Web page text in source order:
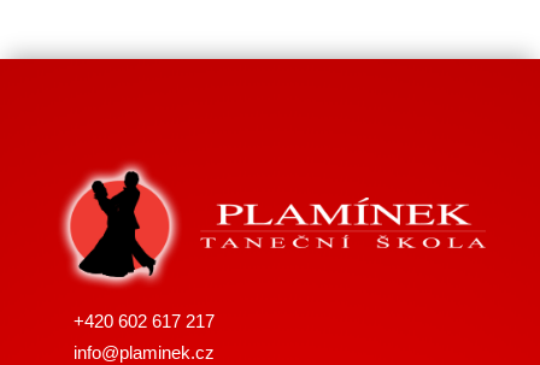
+420 602 617 217
info@plaminek.cz